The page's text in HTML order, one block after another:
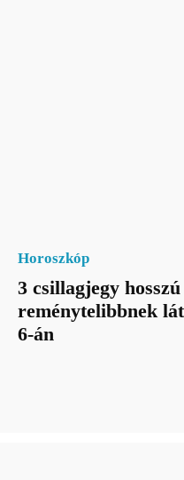
Horoszkóp
3 csillagjegy
reménytelibbnek
6-án